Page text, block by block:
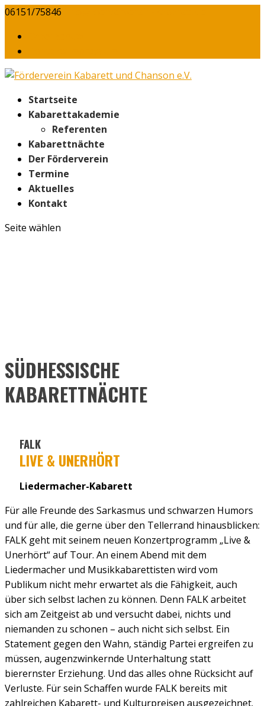
06151/75846
Start­sei­te
Kabarett­akademie
Refe­ren­ten
Kaba­rett­näch­te
Der För­der­ver­ein
Ter­mi­ne
Aktu­el­les
Kon­takt
Seite wählen
SÜDHESSISCHE
KABARETTNÄCHTE
FALK
LIVE & UNERHÖRT
Liedermacher-Kabarett
Für alle Freunde des Sarkasmus und schwarzen Humors
und für alle, die gerne über den Tellerrand hinausblicken:
FALK geht mit seinem neuen Konzertprogramm „Live &
Unerhört“ auf Tour. An einem Abend mit dem
Liedermacher und Musikkabarettisten wird vom
Publikum nicht mehr erwartet als die Fähigkeit, auch
über sich selbst lachen zu können. Denn FALK arbeitet
sich am Zeitgeist ab und versucht dabei, nichts und
niemanden zu schonen – auch nicht sich selbst. Ein
Statement gegen den Wahn, ständig Partei ergreifen zu
müssen, augenzwinkernde Unterhaltung statt
bierernster Erziehung. Und das alles ohne Rücksicht auf
Verluste. Für sein Schaffen wurde FALK bereits mit
zahlreichen Kabarett- und Kulturpreisen ausgezeichnet.